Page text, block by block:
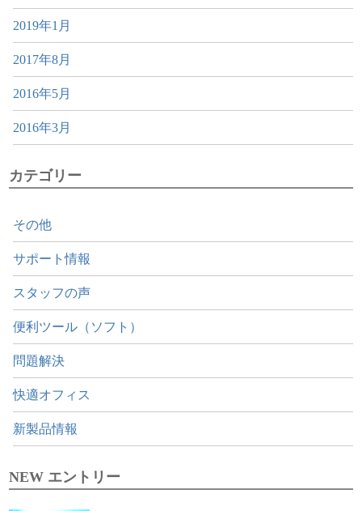
2019年1月
2017年8月
2016年5月
2016年3月
カテゴリー
その他
サポート情報
スタッフの声
便利ツール（ソフト）
問題解決
快適オフィス
新製品情報
NEW エントリー